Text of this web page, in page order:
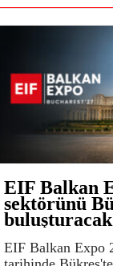
EIF Balkan
sektörünü
buluşturacak
EIF Balkan Expo